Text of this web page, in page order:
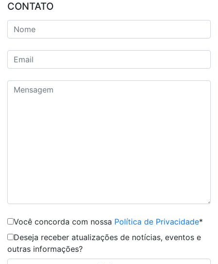
CONTATO
Você concorda com nossa Política de Privacidade*
Deseja receber atualizações de notícias, eventos e
outras informações?